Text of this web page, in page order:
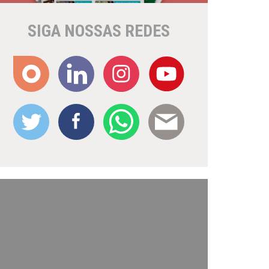
SIGA NOSSAS REDES